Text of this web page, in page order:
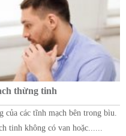
thừng tinh
của các tĩnh mạch bên trong bìu.
tinh không có van hoặc......